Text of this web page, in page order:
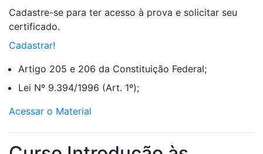
Cadastre-se para ter acesso à prova e solicitar seu
certificado.
Cadastrar!
Artigo 205 e 206 da Constituição Federal;
Lei Nº 9.394/1996 (Art. 1º);
Acessar o Material